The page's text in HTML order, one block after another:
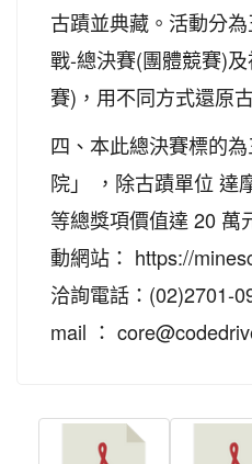
古蹟並典藏。活動分
戰-總決賽(團體競賽)
賽)，用不同方式還原
四、本此總決賽標的
院」 ，除古蹟單位 達
等總獎項價值達 20 萬
動網站： https://
洽詢電話：(02)2701-
mail ：